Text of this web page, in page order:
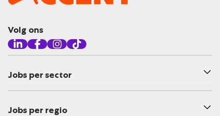
Volg ons
Jobs per sector
Jobs per regio